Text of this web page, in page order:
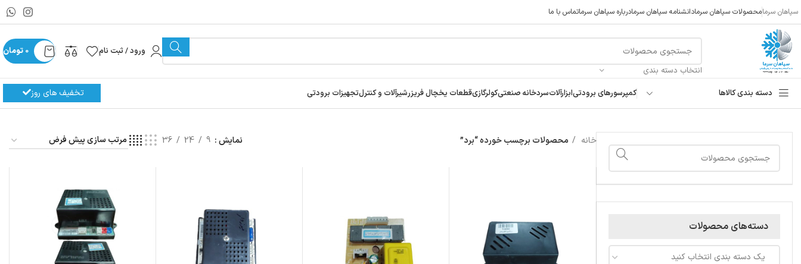
سپاهان سرمامحصولات سپاهان سرمادانشنامه سپاهان سرمادرباره سپاهان سرماتماس با ما
انتخاب دسته بندی
ورود / ثبت نام 0 تومان
دسته بندی کالاها کمپرسورهای برودتیابزارآلاتسردخانه صنعتیکولرگازیقطعات یخچال فریزرشیرآلات و کنترلتجهیزات برودتی تخفیف های روز
دسته‌های محصولات
یک دسته بندی انتخاب کنید
خانه محصولات برچسب خورده “برد” نمایش 9
24
36